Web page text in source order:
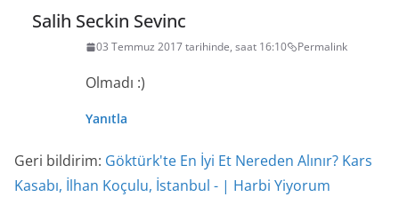
Salih Seckin Sevinc
03 Temmuz 2017 tarihinde, saat 16:10 Permalink
Olmadı :)
Yanıtla
Geri bildirim: Göktürk'te En İyi Et Nereden Alınır? Kars
Kasabı, İlhan Koçulu, İstanbul - | Harbi Yiyorum